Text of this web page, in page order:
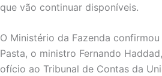
que vão continuar disponíveis.
O Ministério da Fazenda
Pasta, o ministro Fernando
ofício ao Tribunal de Contas da